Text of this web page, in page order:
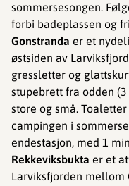
sommersesongen.
forbi badeplassen og
Gonstranda er et
østsiden av
gressletter og
stupebrett fra odden
store og små.
campingen i
endestasjon, med 1
Rekkeviksbukta er et
Larviksfjorden mellom